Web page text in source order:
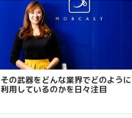
その武器をどんな業界でどのように
利用しているのかを日々注目